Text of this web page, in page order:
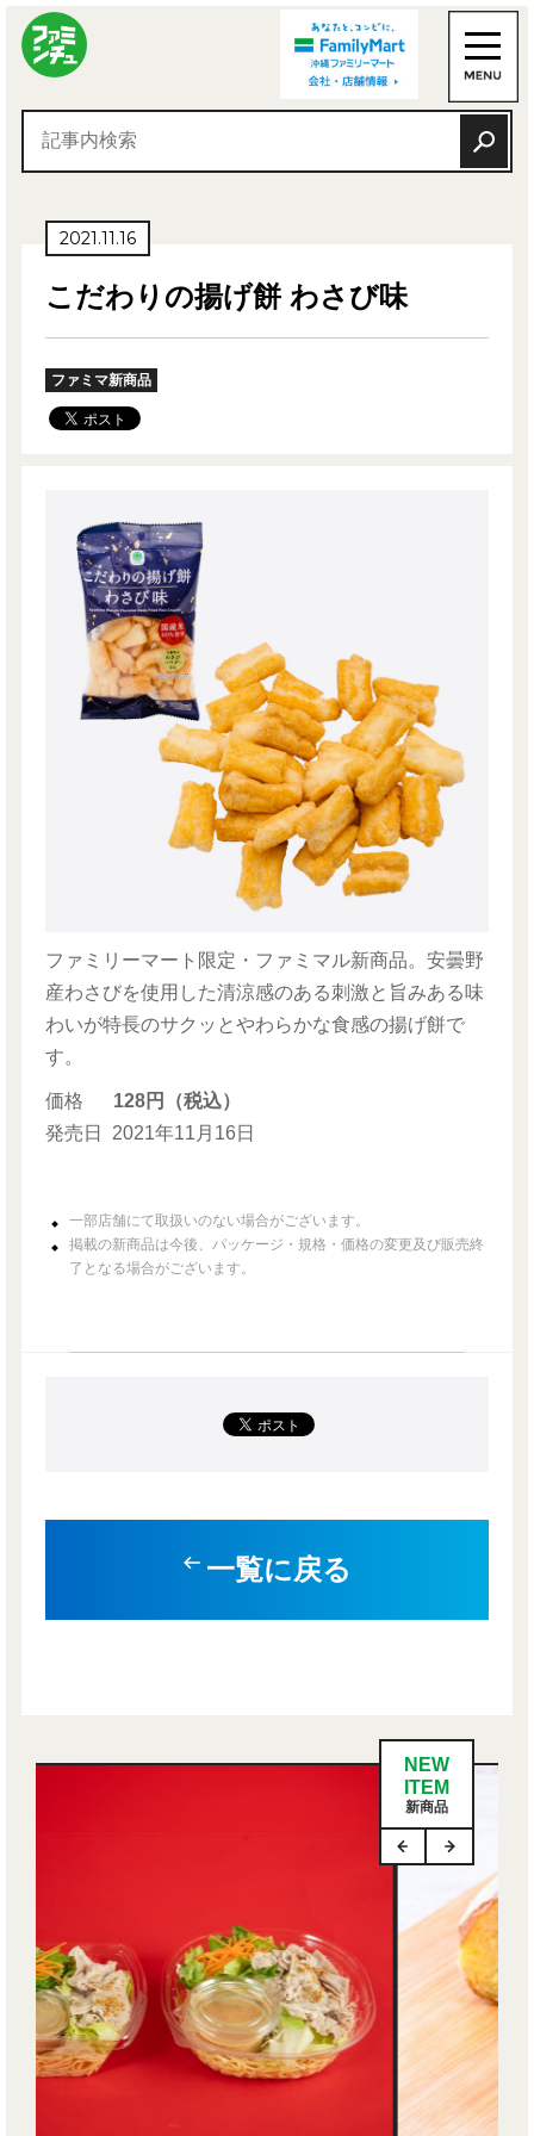
2021.11.16
こだわりの揚げ餅 わさび味
ファミマ新商品
ファミリーマート限定・ファミマル新商品。安曇野
産わさびを使用した清涼感のある刺激と旨みある味
わいが特長のサクッとやわらかな食感の揚げ餅で
す。
価格
128円（税込）
発売日
2021年11月16日
一部店舗にて取扱いのない場合がございます。
掲載の新商品は今後、パッケージ・規格・価格の変更及び販売終
了となる場合がございます。
一覧に戻る
NEW
ITEM
新商品